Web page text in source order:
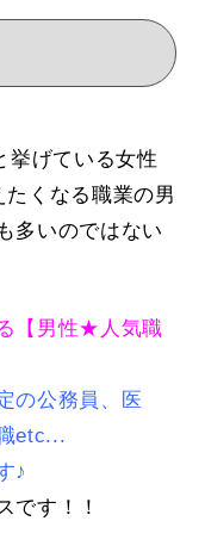
挙げている女性
くなる職業の男
多いのではない
【男性★人気職
の公務員、医
etc...
♪
です！！